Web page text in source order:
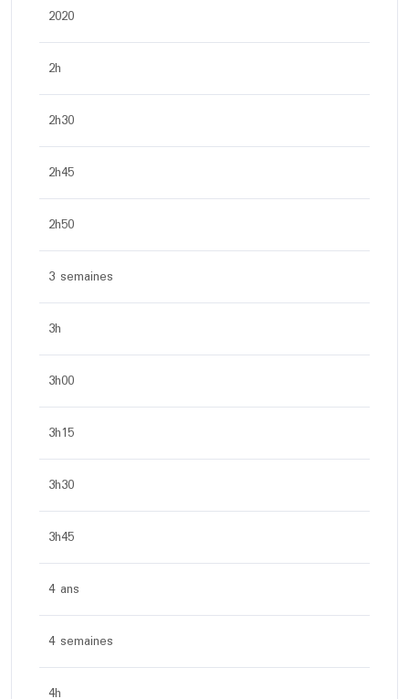
2020
2h
2h30
2h45
2h50
3 semaines
3h
3h00
3h15
3h30
3h45
4 ans
4 semaines
4h